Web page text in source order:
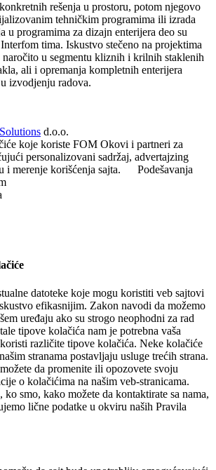
rešenja u prostoru, potom njegovo
tehničkim programima ili izrada
u programima za dizajn enterijera deo su
tima. Iskustvo stečeno na projektima
naročito u segmentu kliznih i krilnih staklenih
ali i opremanja kompletnih enterijera
izvodjenju radova.
d.o.o.
koje koriste FOM Okovi i partneri za
personalizovani sadržaj, advertajzing
i merenje korišćenja sajta.
Podešavanja
datoteke koje mogu koristiti veb sajtovi
efikasnijim. Zakon navodi da možemo
uređaju ako su strogo neophodni za rad
tipove kolačića nam je potrebna vaša
različite tipove kolačića. Neke kolačiće
stranama postavljaju usluge trećih strana.
da promenite ili opozovete svoju
o kolačićima na našim veb-stranicama.
ko smo, kako možete da kontaktirate sa nama,
lične podatke u okviru naših Pravila